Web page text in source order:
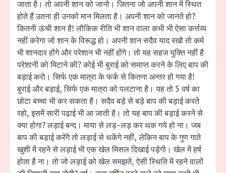
जाता है। तो अपनी शान को जानो। जितना जो अपनी शान में स्थित
होते हैं उतना ही उनको मान मिलता है। अपनी शान को जानते हो?
कितनी ऊंची शान है! लौकिक रीति भी शान वाला कभी भी ऐसा कर्त्तव्य
नहीं करेगा जो शान के विरूद्ध हो। अपनी शान सदैव याद रखो तो कर्म
भी शानदार होंगे और परेशान भी नहीं होंगे। तो यह सहज युक्ति नहीं है
परेशानी को मिटाने की? कोई भी बुराई को समाप्त करने के लिए बाप की
बड़ाई करो। सिर्फ एक मात्रा के फर्क से कितना अन्तर हो गया है!
बुराई और बड़ाई, सिर्फ एक मात्रा को पलटाना है। यह तो 5 वर्ष का
छोटा बच्चा भी कर सकता है। सदैव बड़े से बड़े बाप की बड़ाई करते
रहो, इसमें सारी पढ़ाई भी आ जाती है। तो यह बाप की बड़ाई करने से
क्या होगा? लड़ाई बन्द। माया से लड़-लड़ कर थक गये हो ना। जब
बाप की बड़ाई करेंगे तो लड़ाई से थकेंगे नहीं, लेकिन बाप के गुण गाते
खुशी में रहने से लड़ाई भी एक खेल मिसल दिखाई पड़ेगी। खेल में हर्ष
होता है ना। तो जो लड़ाई को खेल समझते, ऐसी स्थिति में रहने वालों